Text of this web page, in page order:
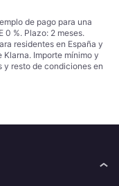
de pago para una
0 %. Plazo: 2 meses.
residentes en España y
Klarna. Importe mínimo y
y resto de condiciones en